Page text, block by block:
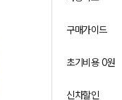
구매가이드
초기비용 0원
신차할인